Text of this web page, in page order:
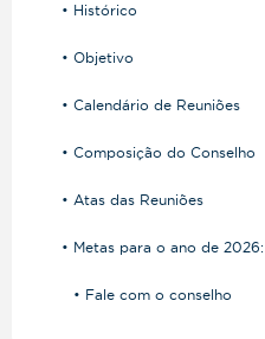
• Histórico
• Objetivo
• Calendário de Reuniões
• Composição do Conselho
• Atas das Reuniões
• Metas para o ano de 2026:
• Fale com o conselho